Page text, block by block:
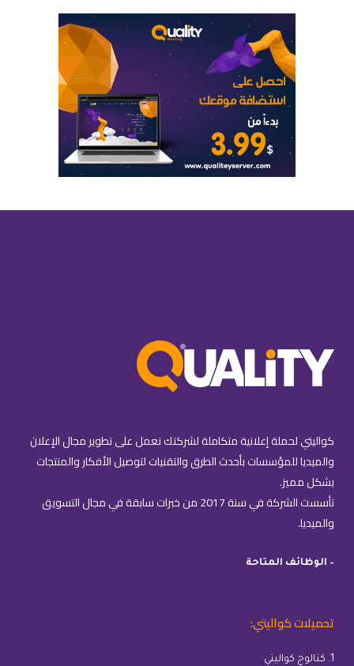
كواليتي لحملة إعلانية متكاملة لشركتك نعمل على تطوير مجال الإعلان
والميديا للمؤسسات بأحدث الطرق والتقنيات لتوصيل الأفكار والمنتجات
بشكل مميز.
تأسست الشركة في سنة 2017 من خبرات سابقة في مجال التسويق
والميديا.
– الوظائف المتاحة
تحميلات كواليتي:
1. كتالوج كواليتي